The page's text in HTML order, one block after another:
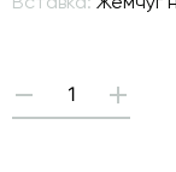
- +